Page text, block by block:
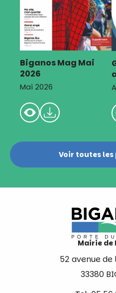
Biganos Mag Mai
2026
Mai 2026
Voir toutes
Mairie de
52 avenue
33380